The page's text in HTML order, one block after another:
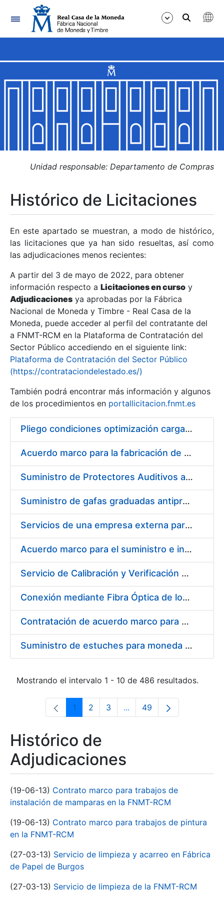
Navegación
Mostrar/Ocultar
Mostrar/Ocultar
Mostrar/Ocultar
Mostrar/Ocultar
Mostrar/Ocultar
Mostrar/Ocultar
Unidad responsable: Departamento de Compras
Histórico de Licitaciones
En este apartado se muestran, a modo de histórico,
las licitaciones que ya han sido resueltas, así como
las adjudicaciones menos recientes:
A partir del 3 de mayo de 2022, para obtener
información respecto a Licitaciones en curso y
Adjudicaciones ya aprobadas por la Fábrica
Nacional de Moneda y Timbre - Real Casa de la
Moneda, puede acceder al perfil del contratante del
a FNMT-RCM en la Plataforma de Contratación del
Sector Público accediendo en el siguiente link:
Plataforma de Contratación del Sector Público
(https://contrataciondelestado.es/)
También podrá encontrar más información y algunos
de los procedimientos en portallicitacion.fnmt.es
Pliego condiciones optimización cargas compras firmado
Acuerdo marco para la fabricación de piezas
Suministro de Protectores Auditivos a medida para las personas trabajadoras de los Centros de Trabajo de Madrid y Burgos
Suministro de gafas graduadas antiproyecciones para los trabajadores de la FNMT-RCM en los centros de trabajo de Madrid y Burgos
Servicios de una empresa externa para el asesoramiento y resolución de los recursos de alzada que se presentan relacionados con procesos de selección para la FNMT-RCM
Acuerdo marco para el suministro e instalación de persianas, estores y otros complementos
Servicio de Calibración y Verificación Externa de los Equipos de Medición del Servicio de Prevención de la FNMT-RCM
Conexión mediante Fibra Óptica de los Centros de Proceso de Datos (CPDs) de las sedes de la FNMT-RCM de Burgos y Madrid
Contratación de acuerdo marco para el Suministro de Material de Electricidad para la Fábrica Nacional de Moneda y Timbre-Real Casa de la Moneda en su centro de trabajo de Burgos
Suministro de estuches para moneda de 30 €
Mostrando el intervalo 1 - 10 de 486 resultados.
Página
1 Página
2 Página
3 ...Páginas intermedias Use
Página
49
Histórico de
Adjudicaciones
(19-06-13) Contrato marco para trabajos de
instalación de mamparas en la FNMT-RCM
(19-06-13) Contrato marco para trabajos de pintura
en la FNMT-RCM
(27-03-13) Servicio de limpieza y acarreo en Fábrica
de Papel de Burgos
(27-03-13) Servicio de limpieza de la FNMT-RCM